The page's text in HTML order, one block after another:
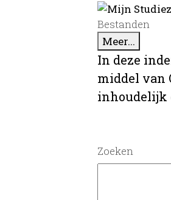
Bestanden
Meer...
In deze
middel van
inhoudelijk
Zoeken